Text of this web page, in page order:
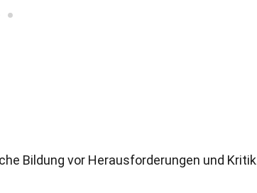
Bildung vor Herausforderungen und